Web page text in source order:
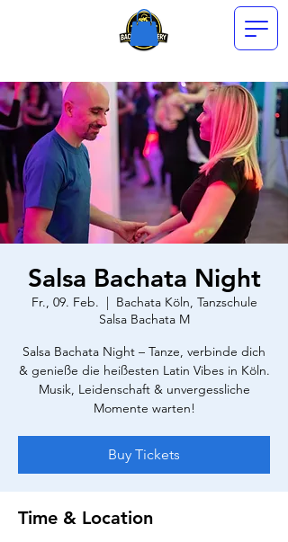
Salsa Bachata Night
Fr., 09. Feb.
  |
Bachata Köln, Tanzschule
Salsa Bachata M
Salsa Bachata Night – Tanze, verbinde dich
& genieße die heißesten Latin Vibes in Köln.
Musik, Leidenschaft & unvergessliche
Momente warten!
Buy Tickets
Time & Location